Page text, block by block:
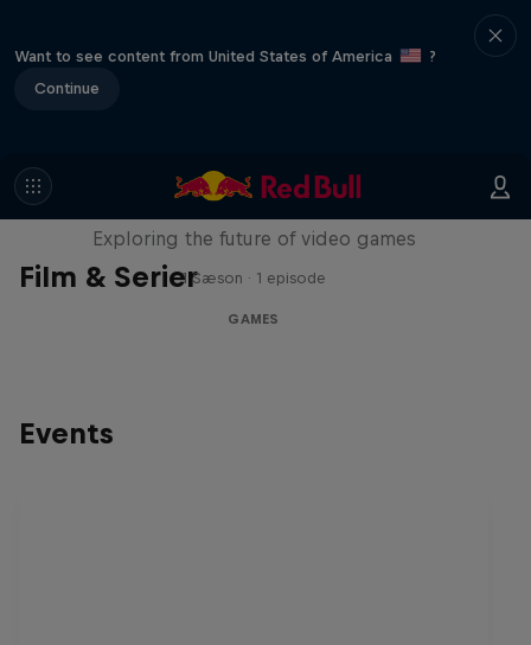
Want to see content from United States of America
?
Continue
Film & Serier
SCREENLAND
Exploring the future of video games
1 Sæson · 1 episode
GAMES
Events